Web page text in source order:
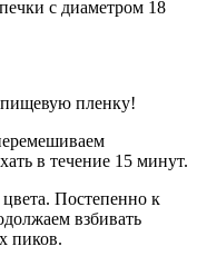
с диаметром 18
пищевую пленку!
в течение 15 минут.
Постепенно к
взбивать
пиков.